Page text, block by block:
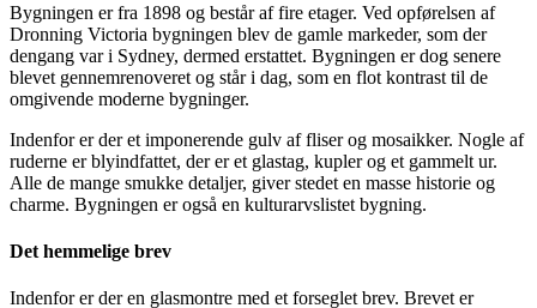
Bygningen er fra 1898 og består af fire etager. Ved opførelsen af
Dronning Victoria bygningen blev de gamle markeder, som der
dengang var i Sydney, dermed erstattet. Bygningen er dog senere
blevet gennemrenoveret og står i dag, som en flot kontrast til de
omgivende moderne bygninger.
Indenfor er der et imponerende gulv af fliser og mosaikker. Nogle af
ruderne er blyindfattet, der er et glastag, kupler og et gammelt ur.
Alle de mange smukke detaljer, giver stedet en masse historie og
charme. Bygningen er også en kulturarvslistet bygning.
Det hemmelige brev
Indenfor er der en glasmontre med et forseglet brev. Brevet er